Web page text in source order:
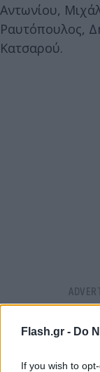
Flash.gr - Do
If you wish to
Αντωνίου,
Ραυτόπουλος,
Κατσαρού.